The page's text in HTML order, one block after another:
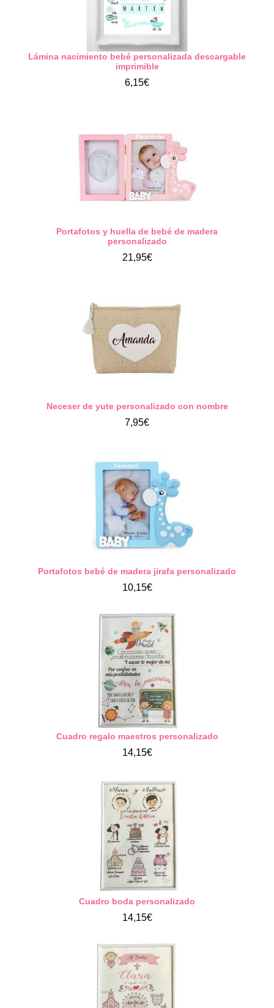
Lámina nacimiento bebé personalizada descargable
imprimible
6,15€
Portafotos y huella de bebé de madera
personalizado
21,95€
Neceser de yute personalizado con nombre
7,95€
Portafotos bebé de madera jirafa personalizado
10,15€
Cuadro regalo maestros personalizado
14,15€
Cuadro boda personalizado
14,15€